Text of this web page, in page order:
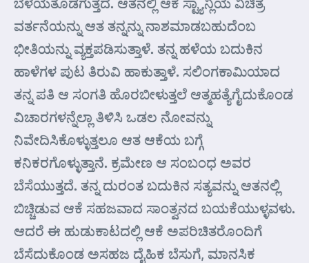
ವರ್ತನೆಯನ್ನು ಆತ ತನ್ನನ್ನು ನಾಶಮಾಡಬಹುದೆಂಬ
ಭೀತಿಯನ್ನು ವ್ಯಕ್ತಪಡಿಸುತ್ತಾಳೆ. ತನ್ನ ಹಳೆಯ ಬದುಕಿನ
ಹಾಳೆಗಳ ಪುಟ ತಿರುವಿ ಹಾಕುತ್ತಾಳೆ. ಸಲಿಂಗಕಾಮಿಯಾದ
ತನ್ನ ಪತಿ ಆ ಸಂಗತಿ ಹೊರಬೀಳುತ್ತಲೆ ಆತ್ಮಹತ್ಯೆಗೈದುಕೊಂಡ
ವಿಚಾರಗಳನ್ನೆಲ್ಲಾ ತಿಳಿಸಿ ಒಡಲ ನೋವನ್ನು
ನಿವೇದಿಸಿಕೊಳ್ಳುತ್ತಲೂ ಆತ ಆಕೆಯ ಬಗ್ಗೆ
ಕನಿಕರಗೊಳ್ಳುತ್ತಾನೆ. ಕ್ರಮೇಣ ಆ ಸಂಬಂಧ ಅವರ
ಬೆಸೆಯುತ್ತದೆ. ತನ್ನ ದುರಂತ ಬದುಕಿನ ಸತ್ಯವನ್ನು ಆತನಲ್ಲಿ
ಬಿಚ್ಚಿಡುವ ಆಕೆ ಸಹಜವಾದ ಸಾಂತ್ವನದ ಬಯಕೆಯುಳ್ಳವಳು.
ಆದರೆ ಈ ಹುಡುಕಾಟದಲ್ಲಿ ಆಕೆ ಅಪರಿಚಿತರೊಂದಿಗೆ
ಬೆಸೆದುಕೊಂಡ ಅಸಹಜ ದೈಹಿಕ ಬೆಸುಗೆ, ಮಾನಸಿಕ